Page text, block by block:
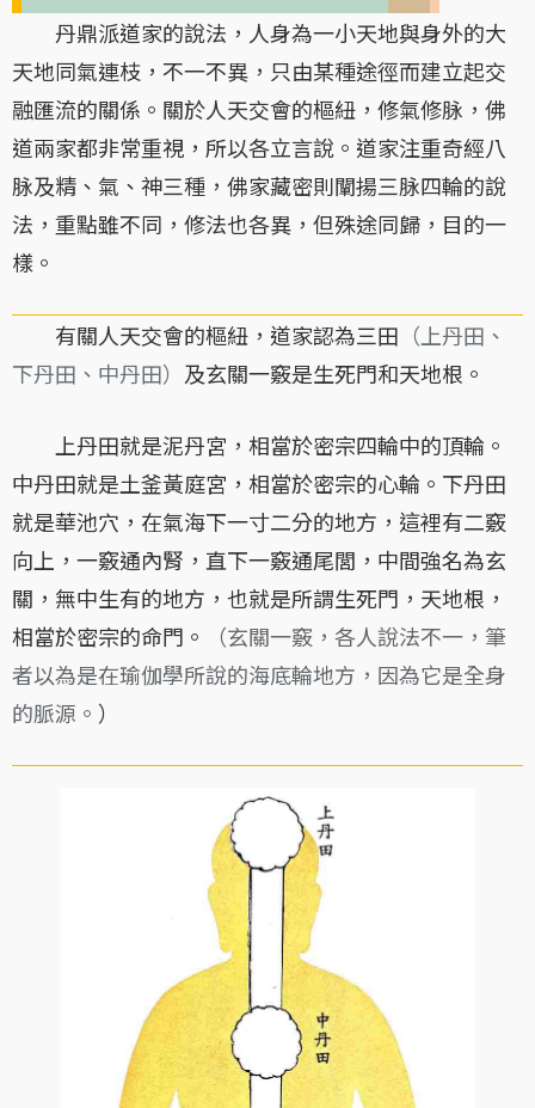
丹鼎派道家的說法，人身為一小天地與身外的大
天地同氣連枝，不一不異，只由某種途徑而建立起交
融匯流的關係。關於人天交會的樞紐，修氣修脉，佛
道兩家都非常重視，所以各立言說。道家注重奇經八
脉及精、氣、神三種，佛家藏密則闡揚三脉四輪的說
法，重點雖不同，修法也各異，但殊途同歸，目的一
樣。
有關人天交會的樞紐，道家認為三田 （上丹田、
下丹田、中丹田） 及玄關一竅是生死門和天地根。
上丹田就是泥丹宮，相當於密宗四輪中的頂輪。
中丹田就是土釜黃庭宮，相當於密宗的心輪。下丹田
就是華池穴，在氣海下一寸二分的地方，這裡有二竅
向上，一竅通內腎，直下一竅通尾閭，中間強名為玄
關，無中生有的地方，也就是所謂生死門，天地根，
相當於密宗的命門。
（玄關一竅，各人說法不一，筆
者以為是在瑜伽學所說的海底輪地方，因為它是全身
的脈源。 ）